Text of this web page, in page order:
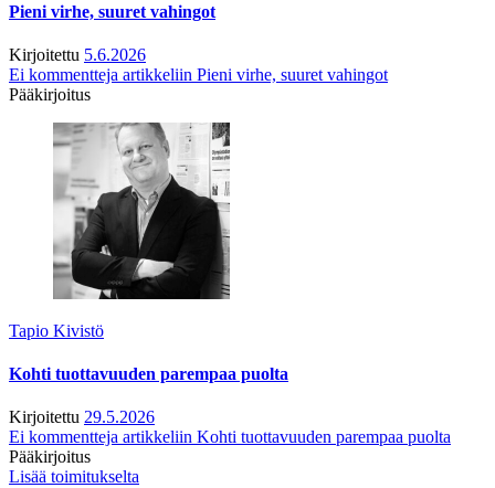
Pieni virhe, suuret vahingot
Kirjoitettu 5.6.2026
Ei kommentteja artikkeliin Pieni virhe, suuret vahingot
Pääkirjoitus
Tapio Kivistö
Kohti tuottavuuden parempaa puolta
Kirjoitettu 29.5.2026
Ei kommentteja artikkeliin Kohti tuottavuuden parempaa puolta
Pääkirjoitus
Lisää toimitukselta